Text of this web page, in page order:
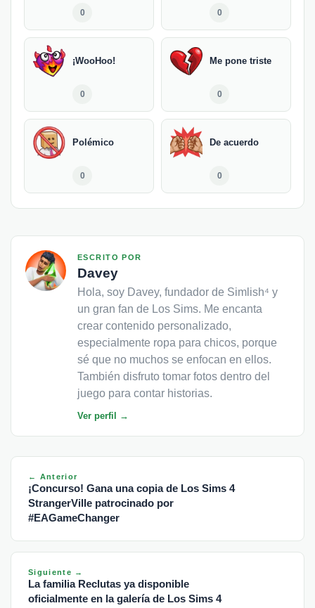
0 0
¡WooHoo!
0
Me pone triste
0
Polémico
0
De acuerdo
0
ESCRITO POR
Davey
Hola, soy Davey, fundador de Simlish⁴ y
un gran fan de Los Sims. Me encanta
crear contenido personalizado,
especialmente ropa para chicos, porque
sé que no muchos se enfocan en ellos.
También disfruto tomar fotos dentro del
juego para contar historias.
Ver perfil →
← Anterior
¡Concurso! Gana una copia de Los Sims 4
StrangerVille patrocinado por
#EAGameChanger
Siguiente →
La familia Reclutas ya disponible
oficialmente en la galería de Los Sims 4